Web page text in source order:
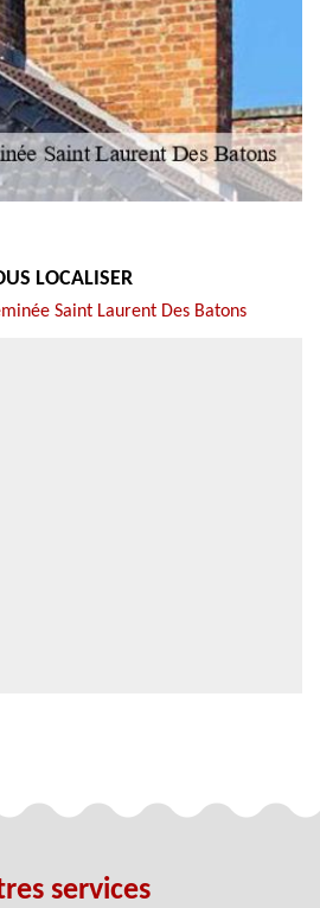
LOCALISER
Saint Laurent Des Batons
services